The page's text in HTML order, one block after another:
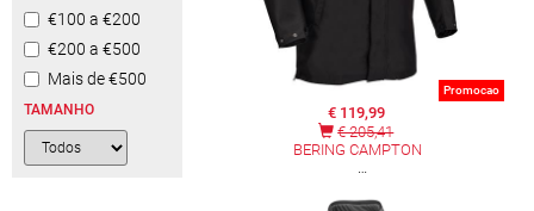
€100 a €200
€200 a €500
Mais de €500
TAMANHO
Promocao
€ 119,99
€ 205,41
BERING CAMPTON